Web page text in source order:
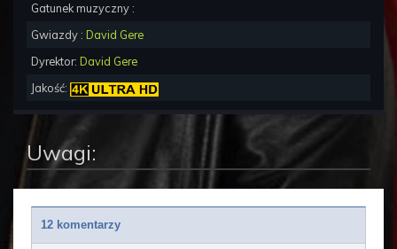
Gatunek muzyczny :
Gwiazdy : David Gere
Dyrektor: David Gere
Jakość:
Uwagi:
12 komentarzy